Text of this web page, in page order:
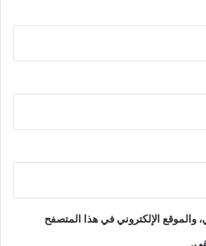
والموقع الإلكتروني في هذا المتصفح